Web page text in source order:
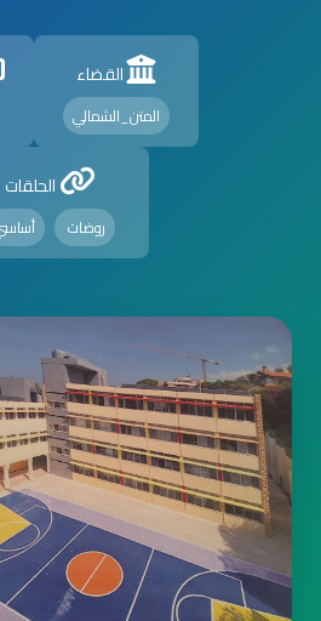
القضاء
المتن_الشمالي
الحلقات
روضات أساسي